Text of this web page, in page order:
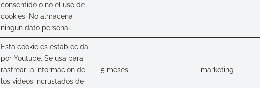
consentido o no el uso de
cookies. No almacena
ningún dato personal.
Esta cookie es establecida
por Youtube. Se usa para
rastrear la información de
los videos incrustados de
5 meses marketing